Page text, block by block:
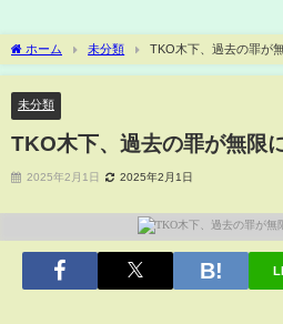
ホーム 未分類 TKO木下、過去の罪が
未分類
TKO木下、過去の罪が無限
2025年2月1日 2025年2月1日